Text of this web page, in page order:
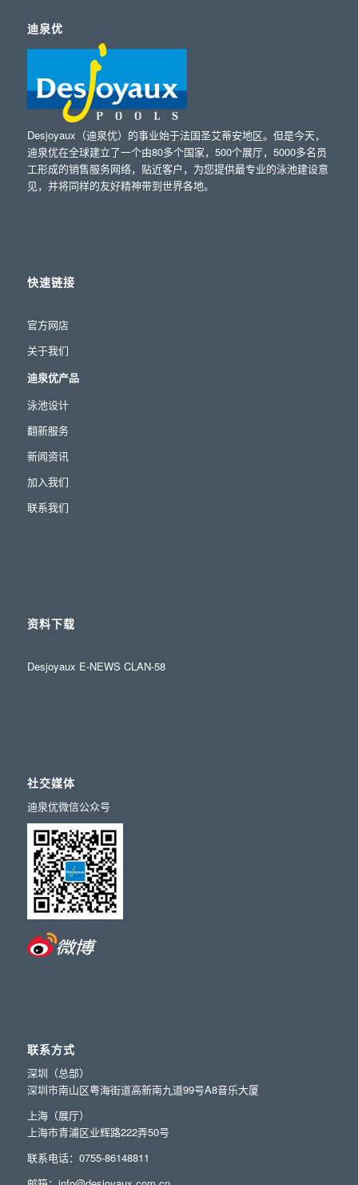
迪泉优
Desjoyaux（迪泉优）的事业始于法国圣艾蒂安地区。但是今天，
迪泉优在全球建立了一个由80多个国家，500个展厅，5000多名员
工形成的销售服务网络，贴近客户，为您提供最专业的泳池建设意
见，并将同样的友好精神带到世界各地。
快速链接
官方网店
关于我们
迪泉优产品
泳池设计
翻新服务
新闻资讯
加入我们
联系我们
资料下载
Desjoyaux E-NEWS CLAN-58
社交媒体
迪泉优微信公众号
联系方式
深圳（总部）
深圳市南山区粤海街道高新南九道99号A8音乐大厦
上海（展厅）
上海市青浦区业辉路222弄50号
联系电话：0755-86148811